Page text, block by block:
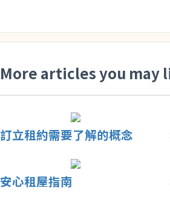
More articles you may
訂立租約需要了解的概念
安心租屋指南